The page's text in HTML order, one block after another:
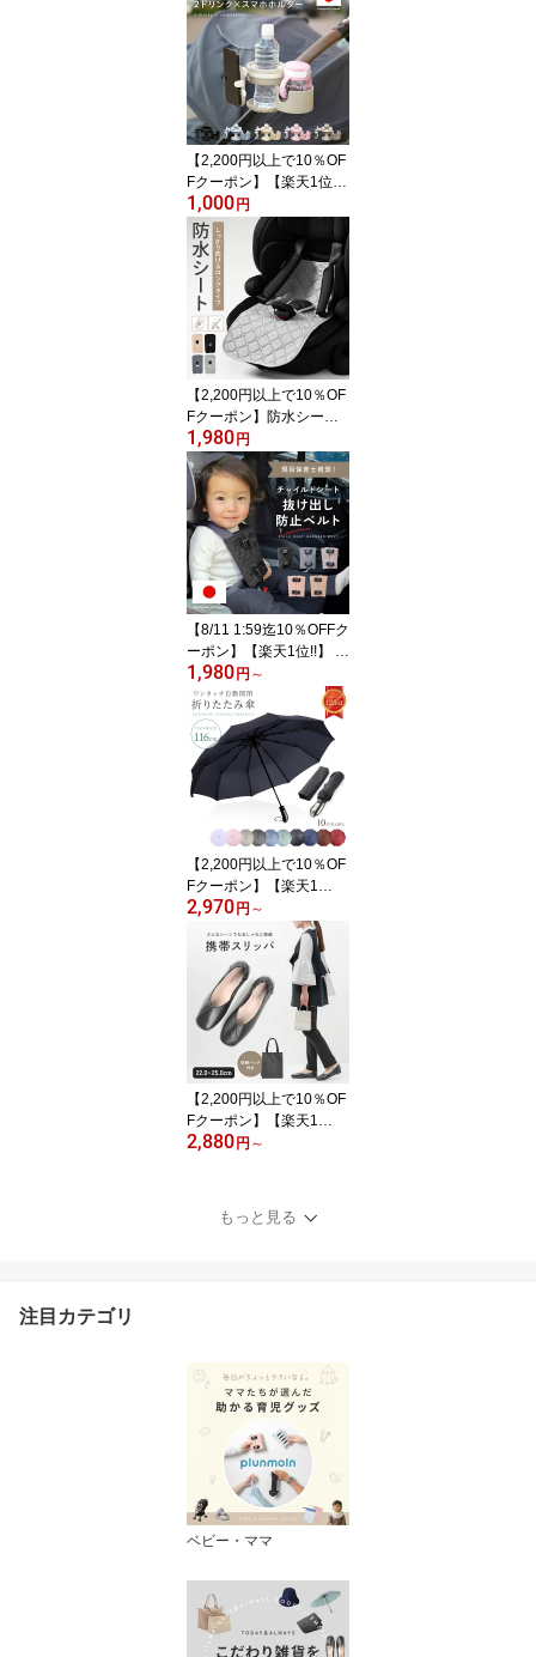
ンダーバッグ トート ハ
ンモック 3WAY ベビーカ
ー バッグ 収納 買い物か
ご レジカゴ 大容量 トー
トバッグ ストローラー
マザーズバッグ 取り外し
可能 バギー 転倒防止 mj-
1221
【2,200円以上で10％OF
Fクーポン】【楽天1位!!
改良 最新版】 ベビーカ
ー ドリンクホルダー 2個
2in1 折りたたみ スマホ
ホルダー ベビーカードリ
ンクホルダー スマホ ペ
ットボトル 哺乳瓶 カッ
プホルダー バギー B型
軽量 おしゃれ ギフト 出
産祝い mj-1194
1,000円
【2,200円以上で10％OF
Fクーポン】防水シート
ロング チャイルドシート
ベビーカー お食事椅子
防水 保護マット 防水マ
ット 防水カバー 汚れ防
止 防汚シート 滑り止め
加工 トイトレ おもらし
おねしょ 食べこぼし ド
ライブ おでかけ 車 赤ち
ゃん ベビー pm-1017
1,980円
【8/11 1:59迄10％OFFク
ーポン】【楽天1位!!】 チ
ャイルドシート 抜け出し
防止 子ども 抜け出し防
止ベルト シートベルト
ベルト 車 赤ちゃん ベビ
ーカー 脱出防止 子供 ハ
ーネス カバー 安全 ジュ
ニアシート シート ドラ
イブ ベビーシート 自転
車 mj-1200
1,980円 ～
【2,200円以上で10％OF
Fクーポン】【楽天1
位!!】折りたたみ傘 メン
ズ レディース 軽量 自動
開閉 折り畳み傘 晴雨兼
用 大きい コンパクト 撥
水 10本骨 丈夫 UVカット
効果 紫外線防止 傘カバ
ー付き 強風耐性 雨風兼
用 mj-1004
2,970円 ～
【2,200円以上で10％OF
Fクーポン】【楽天1
位!!】 携帯スリッパ レデ
きいサイズ おしゃれ か
わいい かかと付き トー
2,880円 ～
もっと見る
注目カテゴリ
ベビー・ママ